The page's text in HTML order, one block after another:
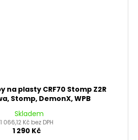
na plasty CRF70 Stomp Z2R
Stomp, DemonX, WPB
Skladem
1 066,12 Kč bez DPH
1 290 Kč